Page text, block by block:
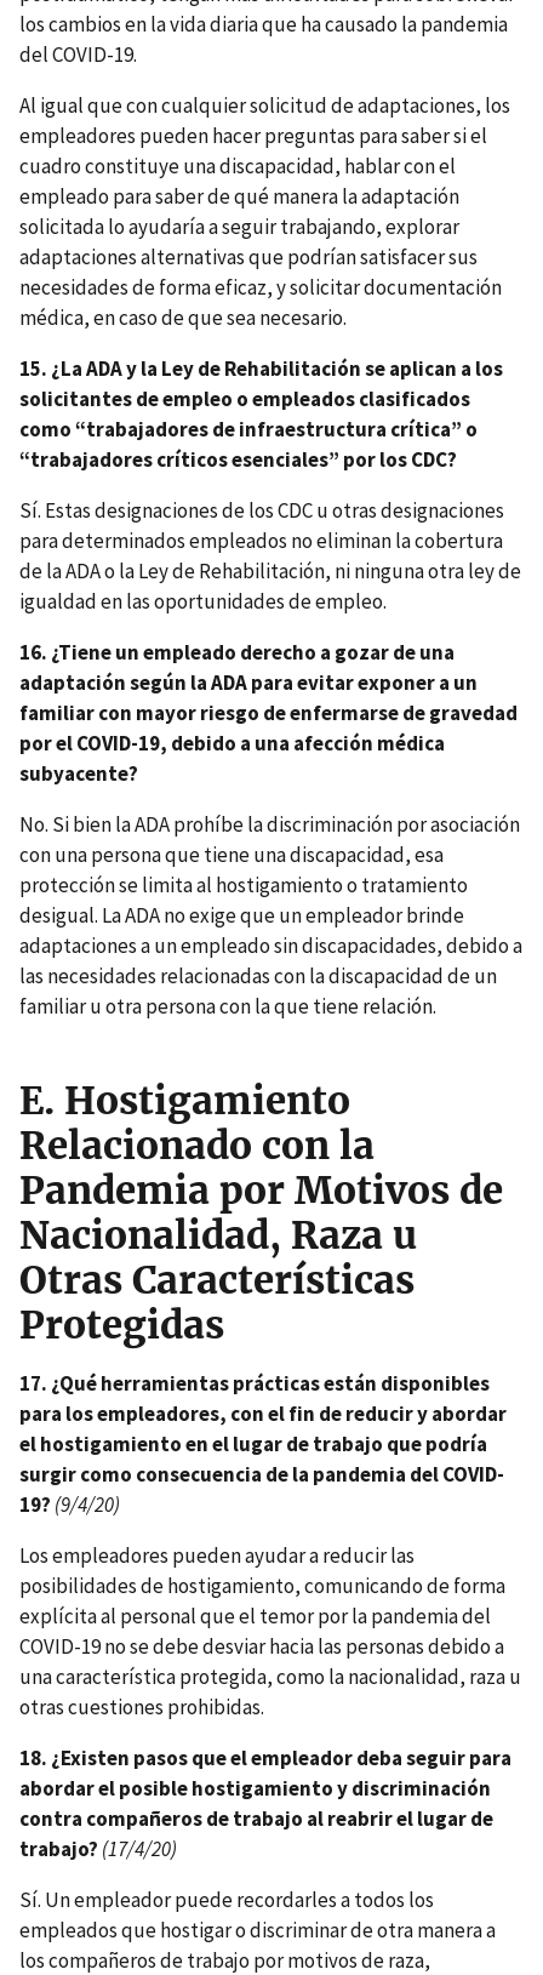
los cambios en la vida diaria que ha causado la pandemia
del COVID-19.
Al igual que con cualquier solicitud de adaptaciones, los
empleadores pueden hacer preguntas para saber si el
cuadro constituye una discapacidad, hablar con el
empleado para saber de qué manera la adaptación
solicitada lo ayudaría a seguir trabajando, explorar
adaptaciones alternativas que podrían satisfacer sus
necesidades de forma eficaz, y solicitar documentación
médica, en caso de que sea necesario.
15. ¿La ADA y la Ley de Rehabilitación se aplican a los
solicitantes de empleo o empleados clasificados
como “trabajadores de infraestructura crítica” o
“trabajadores críticos esenciales” por los CDC?
Sí. Estas designaciones de los CDC u otras designaciones
para determinados empleados no eliminan la cobertura
de la ADA o la Ley de Rehabilitación, ni ninguna otra ley de
igualdad en las oportunidades de empleo.
16. ¿Tiene un empleado derecho a gozar de una
adaptación según la ADA para evitar exponer a un
familiar con mayor riesgo de enfermarse de gravedad
por el COVID-19, debido a una afección médica
subyacente?
No. Si bien la ADA prohíbe la discriminación por asociación
con una persona que tiene una discapacidad, esa
protección se limita al hostigamiento o tratamiento
desigual. La ADA no exige que un empleador brinde
adaptaciones a un empleado sin discapacidades, debido a
las necesidades relacionadas con la discapacidad de un
familiar u otra persona con la que tiene relación.
E. Hostigamiento
Relacionado con la
Pandemia por Motivos de
Nacionalidad, Raza u
Otras Características
Protegidas
17. ¿Qué herramientas prácticas están disponibles
para los empleadores, con el fin de reducir y abordar
el hostigamiento en el lugar de trabajo que podría
surgir como consecuencia de la pandemia del COVID-
19? (9/4/20)
Los empleadores pueden ayudar a reducir las
posibilidades de hostigamiento, comunicando de forma
explícita al personal que el temor por la pandemia del
COVID-19 no se debe desviar hacia las personas debido a
una característica protegida, como la nacionalidad, raza u
otras cuestiones prohibidas.
18. ¿Existen pasos que el empleador deba seguir para
abordar el posible hostigamiento y discriminación
contra compañeros de trabajo al reabrir el lugar de
trabajo? (17/4/20)
Sí. Un empleador puede recordarles a todos los
empleados que hostigar o discriminar de otra manera a
los compañeros de trabajo por motivos de raza,